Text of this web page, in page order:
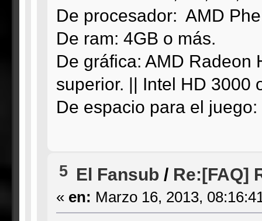
De procesador: AMD
De ram: 4GB o más.
De gráfica: AMD
superior. || Intel HD 3000
De espacio para el juego:
5 El Fansub / Re:[FAQ]
« en: Marzo 16, 2013,